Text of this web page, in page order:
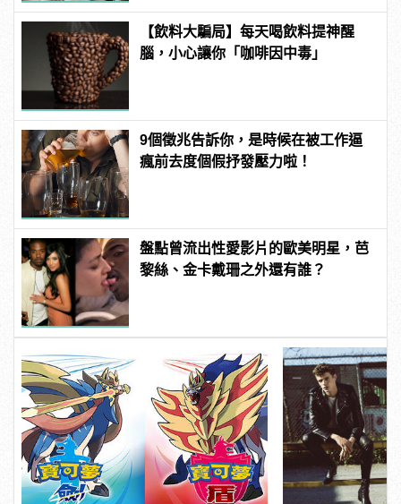
【飲料大騙局】每天喝飲料提神醒
腦，小心讓你「咖啡因中毒」
9個徵兆告訴你，是時候在被工作逼
瘋前去度個假抒發壓力啦！
盤點曾流出性愛影片的歐美明星，芭
黎絲、金卡戴珊之外還有誰？